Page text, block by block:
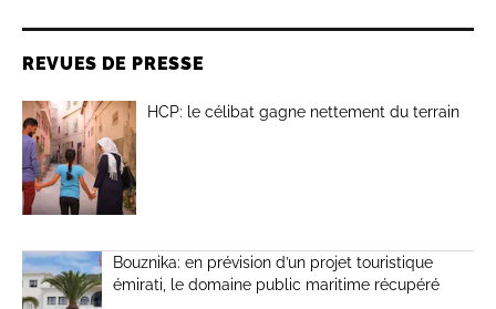
REVUES DE PRESSE
HCP: le célibat gagne nettement du terrain
Bouznika: en prévision d’un projet touristique
émirati, le domaine public maritime récupéré